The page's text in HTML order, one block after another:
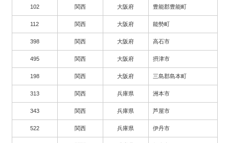
102 関西 大阪府 豊能郡豊能町
112 関西 大阪府 能勢町
398 関西 大阪府 高石市
495 関西 大阪府 摂津市
198 関西 大阪府 三島郡島本町
313 関西 兵庫県 洲本市
343 関西 兵庫県 芦屋市
522 関西 兵庫県 伊丹市